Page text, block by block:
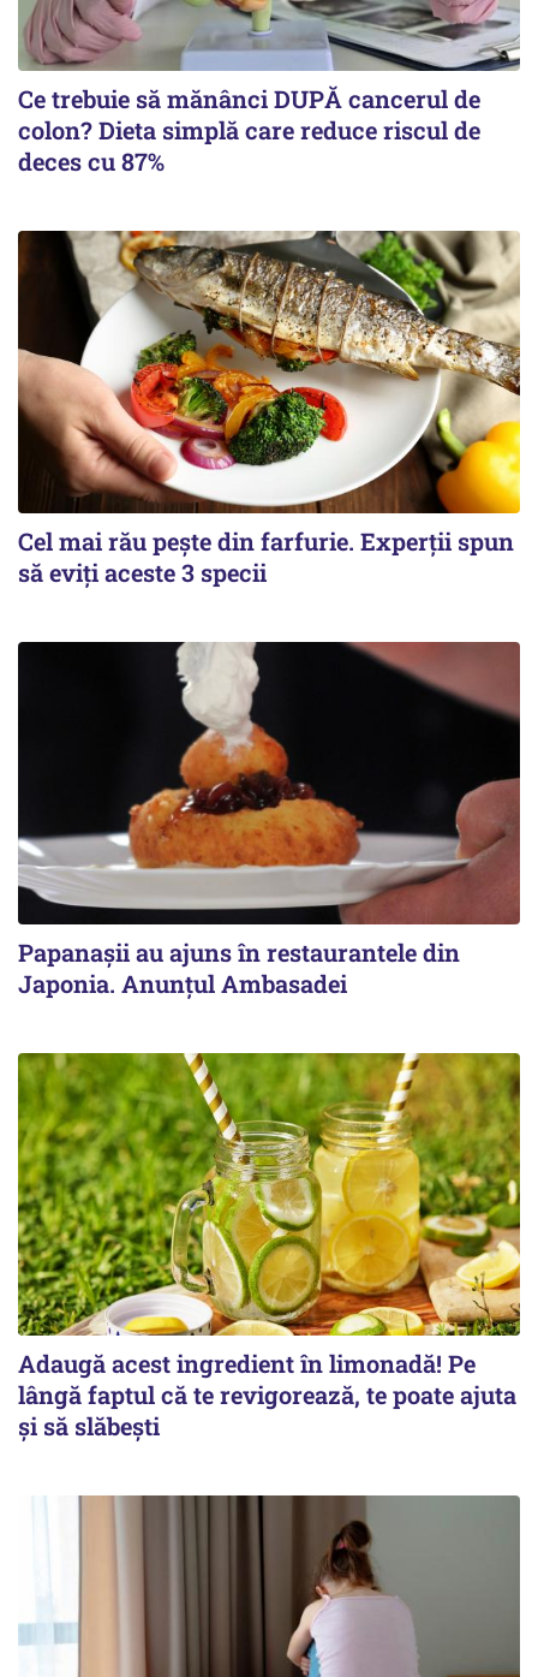
Ce trebuie să mănânci DUPĂ cancerul de
colon? Dieta simplă care reduce riscul de
deces cu 87%
Cel mai rău pește din farfurie. Experții spun
să eviți aceste 3 specii
Papanașii au ajuns în restaurantele din
Japonia. Anunțul Ambasadei
Adaugă acest ingredient în limonadă! Pe
lângă faptul că te revigorează, te poate ajuta
și să slăbești